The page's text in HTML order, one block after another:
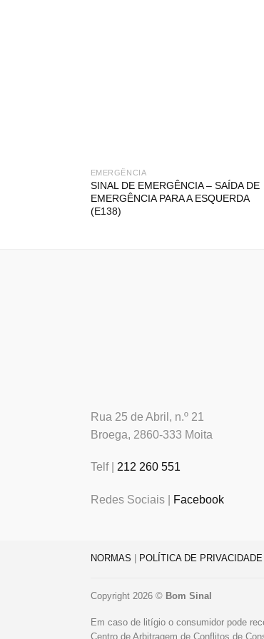
EMERGÊNCIA
SINAL DE EMERGÊNCIA – SAÍDA DE
EMERGÊNCIA PARA A ESQUERDA
(E138)
Rua 25 de Abril, n.º 21
Broega, 2860-333 Moita
Telf | 212 260 551
Redes Sociais | Facebook
NORMAS POLÍTICA DE PRIVACIDADE
Copyright 2026 © Bom Sinal
Em caso de litígio o consumidor pode
Centro de Arbitragem de Conflitos de